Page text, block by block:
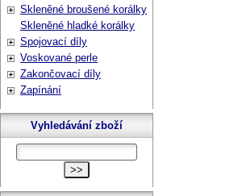
Skleněné broušené korálky
Skleněné hladké korálky
Spojovací díly
Voskované perle
Zakončovací díly
Zapínání
Vyhledávání zboží